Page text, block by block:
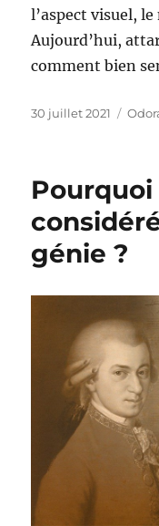
l’aspect visuel,
Aujourd’hui,
comment bien
Publié
30 juillet 2021
génie ?